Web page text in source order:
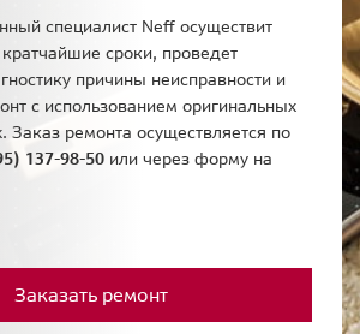
специалист Neff осуществит
сроки, проведет
причины неисправности и
с использованием оригинальных
ремонта осуществляется по
137-98-50 или через форму на
Заказать ремонт